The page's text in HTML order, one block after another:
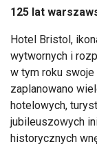
125 lat
Hotel Bristol,
wytwornych i
w tym roku swoje
zaplanowano
hotelowych,
jubileuszowych
historycznych